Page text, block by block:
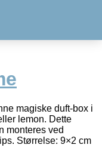
magiske duft-box i
lemon. Dette
monteres ved
Størrelse: 9×2 cm